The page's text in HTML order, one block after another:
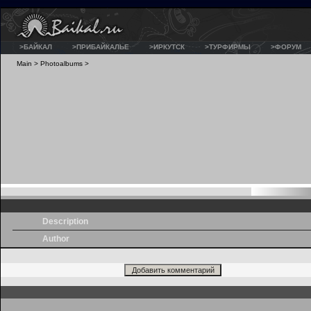
>БАЙКАЛ >ПРИБАЙКАЛЬЕ >ИРКУТСК >ТУРФИРМЫ >ФОРУМ
Main > Photoalbums >
Description
Author